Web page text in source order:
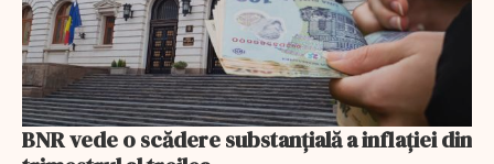
BNR vede o scădere substanţială a inflaţiei din